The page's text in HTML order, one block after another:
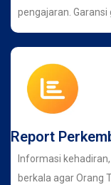
pengajaran.
Report
Informasi
berkala agar Orang